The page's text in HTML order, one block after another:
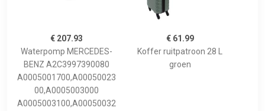
€ 207.93
Waterpomp MERCEDES-
BENZ A2C3997390080
A0005001700,A00050023
00,A0005003000
A0005003100,A00050032
€ 61.99
Koffer ruitpatroon 28 L
groen